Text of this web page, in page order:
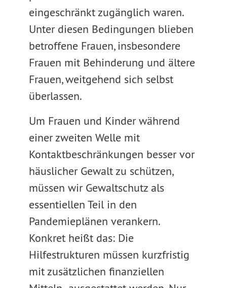
eingeschränkt zugänglich waren.
Unter diesen Bedingungen blieben
betroffene Frauen, insbesondere
Frauen mit Behinderung und ältere
Frauen, weitgehend sich selbst
überlassen.
Um Frauen und Kinder während
einer zweiten Welle mit
Kontaktbeschränkungen besser vor
häuslicher Gewalt zu schützen,
müssen wir Gewaltschutz als
essentiellen Teil in den
Pandemieplänen verankern.
Konkret heißt das: Die
Hilfestrukturen müssen kurzfristig
mit zusätzlichen finanziellen